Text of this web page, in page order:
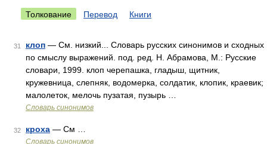
Толкование Перевод Книги
31 клоп — См. низкий... Словарь русских синонимов и сходных
по смыслу выражений. под. ред. Н. Абрамова, М.: Русские
словари, 1999. клоп черепашка, гладыш, щитник,
кружевница, слепняк, водомерка, солдатик, клопик, краевик;
малолеток, мелочь пузатая, пузырь …
Словарь синонимов
32 кроха — См …
Словарь синонимов